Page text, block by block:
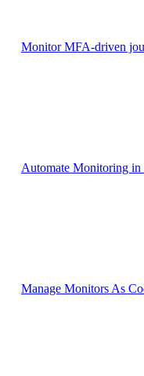
Monitor MFA-driven
Automate Monitoring
Manage Monitors As